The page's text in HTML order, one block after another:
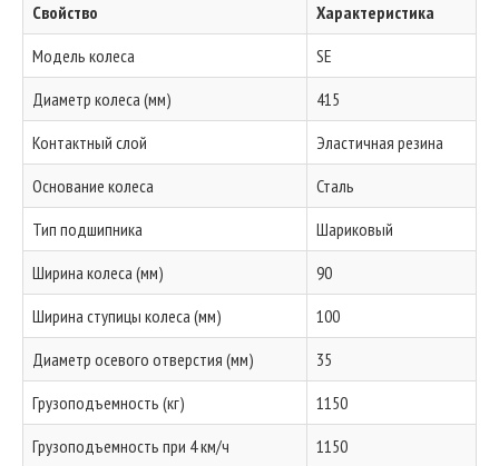
Свойство
Характеристика
Модель колеса
SE
Диаметр колеса (мм)
415
Контактный слой
Эластичная резина
Основание колеса
Сталь
Тип подшипника
Шариковый
Ширина колеса (мм)
90
Ширина ступицы колеса (мм)
100
Диаметр осевого отверстия (мм)
35
Грузоподъемность (кг)
1150
Грузоподъемность при 4 км/ч
1150